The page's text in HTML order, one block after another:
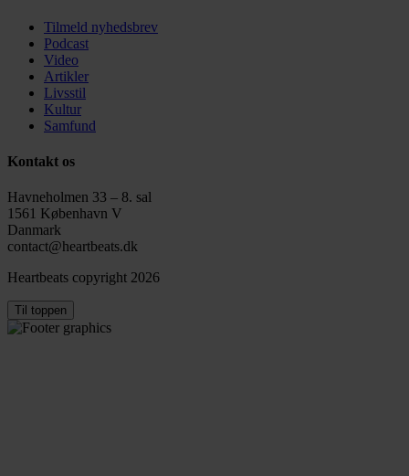
Tilmeld nyhedsbrev
Podcast
Video
Artikler
Livsstil
Kultur
Samfund
Kontakt os
Havneholmen 33 – 8. sal
1561 København V
Danmark
contact@heartbeats.dk
Heartbeats copyright 2026
Til toppen